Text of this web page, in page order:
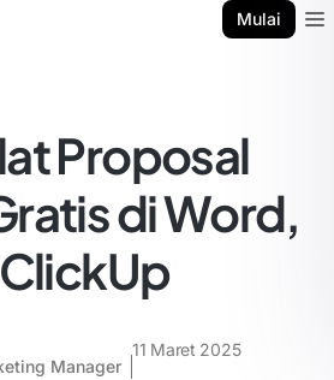
Mulai
Proposal
di Word,
Manager
11 Maret 2025